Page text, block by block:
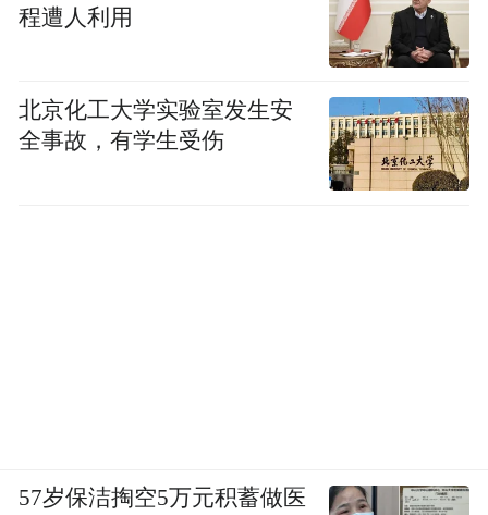
程遭人利用
北京化工大学实验室发生安
全事故，有学生受伤
57岁保洁掏空5万元积蓄做医